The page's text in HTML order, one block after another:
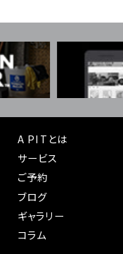
A PITとは
サービス
ご予約
ブログ
ギャラリー
コラム